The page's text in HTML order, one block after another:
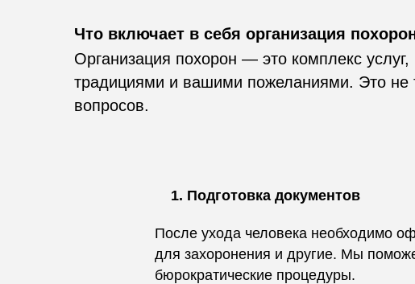
Что включает в себя организация
Организация похорон — это комплекс
традициями и вашими пожеланиями. Это не
вопросов.
Подготовка документов
После ухода человека необходимо
для захоронения и другие. Мы
бюрократические процедуры.